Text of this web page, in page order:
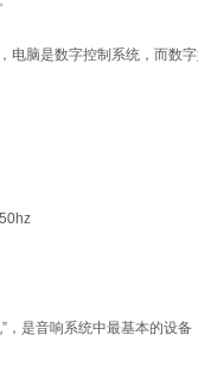
电脑是数字控制系统，而数
，是音响系统中最基本的设